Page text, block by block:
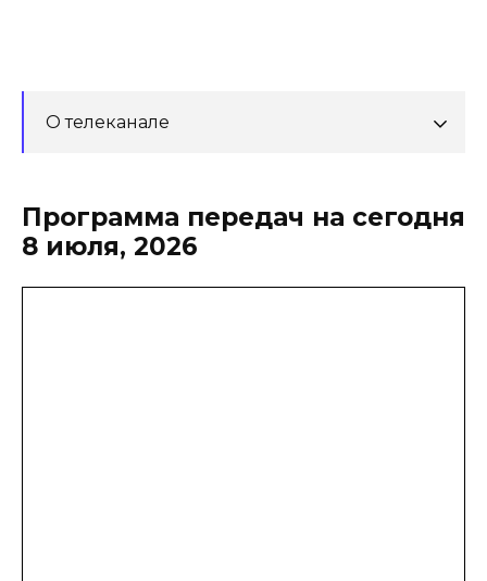
О телеканале
Программа передач на сегодня
8 июля, 2026